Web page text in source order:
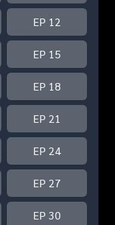
EP 12
EP 15
EP 18
EP 21
EP 24
EP 27
EP 30